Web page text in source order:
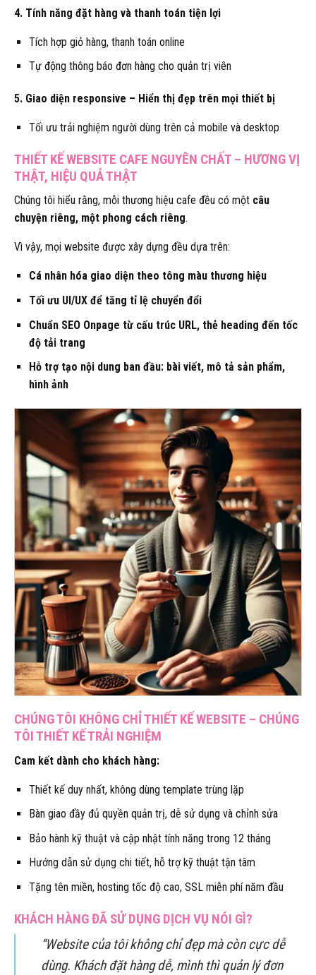
4. Tính năng đặt hàng và thanh toán tiện lợi
Tích hợp giỏ hàng, thanh toán online
Tự động thông báo đơn hàng cho quản trị viên
5. Giao diện responsive – Hiển thị đẹp trên mọi thiết bị
Tối ưu trải nghiệm người dùng trên cả mobile và desktop
THIẾT KẾ WEBSITE CAFE NGUYÊN CHẤT – HƯƠNG VỊ
THẬT, HIỆU QUẢ THẬT
Chúng tôi hiểu rằng, mỗi thương hiệu cafe đều có một câu
chuyện riêng, một phong cách riêng.
Vì vậy, mọi website được xây dựng đều dựa trên:
Cá nhân hóa giao diện theo tông màu thương hiệu
Tối ưu UI/UX để tăng tỉ lệ chuyển đổi
Chuẩn SEO Onpage từ cấu trúc URL, thẻ heading đến tốc
độ tải trang
Hỗ trợ tạo nội dung ban đầu: bài viết, mô tả sản phẩm,
hình ảnh
CHÚNG TÔI KHÔNG CHỈ THIẾT KẾ WEBSITE – CHÚNG
TÔI THIẾT KẾ TRẢI NGHIỆM
Cam kết dành cho khách hàng:
Thiết kế duy nhất, không dùng template trùng lặp
Bàn giao đầy đủ quyền quản trị, dễ sử dụng và chỉnh sửa
Bảo hành kỹ thuật và cập nhật tính năng trong 12 tháng
Hướng dẫn sử dụng chi tiết, hỗ trợ kỹ thuật tận tâm
Tặng tên miền, hosting tốc độ cao, SSL miễn phí năm đầu
KHÁCH HÀNG ĐÃ SỬ DỤNG DỊCH VỤ NÓI GÌ?
“Website của tôi không chỉ đẹp mà còn cực dễ
dùng. Khách đặt hàng dễ, mình thì quản lý đơn